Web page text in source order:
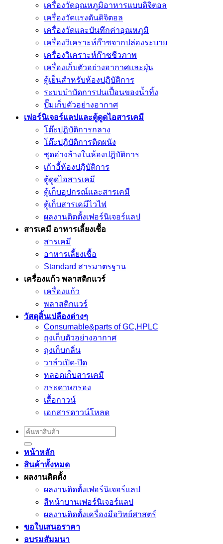
เครื่องวัดอุณหภูมิอาหารแบบดิจิตอล
เครื่องวัดแรงดันดิจิตอล
เครื่องวัดและบันทึกค่าอุณหภูมิ
เครื่องวิเคราะห์ก๊าซจากปล่องระบาย
เครื่องวิเคราะห์ก๊าซชีวภาพ
เครื่องเก็บตัวอย่างอากาศเเละฝุ่น
ตู้เย็นสำหรับห้องปฏิบัติการ
ระบบบำบัดการปนเปื้อนของน้ำทิ้ง
ปั๊มเก็บตัวอย่างอากาศ
เฟอร์นิเจอร์แลปและตู้ดูดไอสารเคมี
โต๊ะปฎิบัติการกลาง
โต๊ะปฎิบัติการติดผนัง
ชุดอ่างล้างในห้องปฎิบัติการ
เก้าอี้ห้องปฎิบัติการ
ตู้ดูดไอสารเคมี
ตู้เก็บอุปกรณ์เเละสารเคมี
ตู้เก็บสารเคมีไวไฟ
ผลงานติดตั้งเฟอร์นิเจอร์เเลป
สารเคมี อาหารเลี้ยงเชื้อ
สารเคมี
อาหารเลี้ยงเชื้อ
Standard สารมาตรฐาน
เครื่องเเก้ว พลาสติกแวร์
เครื่องเเก้ว
พลาสติกแวร์
วัสดุสิ้นเปลืองต่างๆ
Consumable&parts of GC,HPLC
ถุงเก็บตัวอย่างอากาศ
ถุงเก็บกลิ่น
วาล์วเปิด-ปิด
หลอดเก็บสารเคมี
กระดาษกรอง
เสื้อกาวน์
เอกสารดาวน์โหลด
Search
for:
หน้าหลัก
สินค้าทั้งหมด
ผลงานติดตั้ง
ผลงานติดตั้งเฟอร์นิเจอร์เเลป
สีหน้าบานเฟอร์นิเจอร์เเลป
ผลงานติดตั้งเครื่องมือวิทย์ศาสตร์
ขอใบเสนอราคา
อบรมสัมมนา